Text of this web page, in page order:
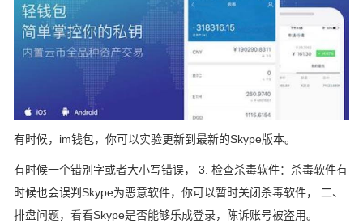
有时候，im钱包，你可以实验更新到最新的Skype版本。
有时候一个错别字或者大小写错误， 3. 检查杀毒软件：杀毒软件有
时候也会误判Skype为恶意软件，你可以暂时关闭杀毒软件， 二、
排盘问题，看看Skype是否能够乐成登录，陈诉账号被盗用。